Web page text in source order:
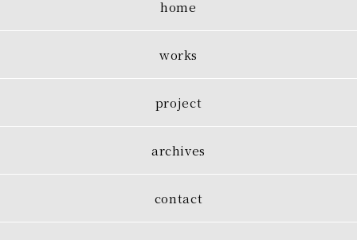
home
works
project
archives
contact